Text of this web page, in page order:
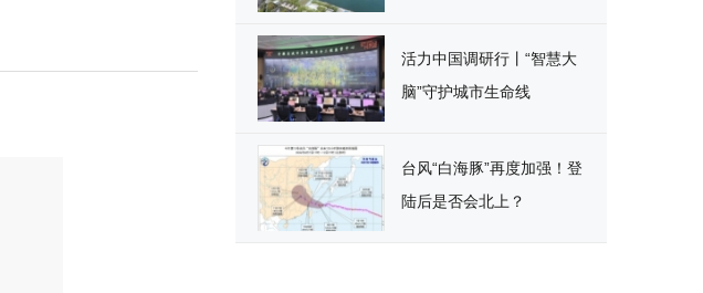
活力中国调研行丨“智慧大
脑”守护城市生命线
台风“白海豚”再度加强！登
陆后是否会北上？